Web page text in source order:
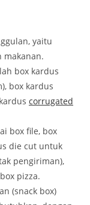
yaitu
makanan.
box kardus
box kardus
corrugated
box file, box
die cut untuk
pengiriman),
pizza.
(snack box)